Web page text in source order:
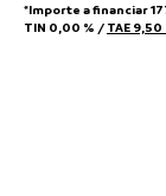
*Importe a financiar
TIN 0,00 % / TAE 9,50